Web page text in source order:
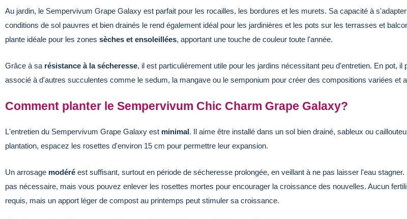
Au jardin, le Sempervivum Grape Galaxy est parfait pour les rocailles, les bordures et les murets. Sa capacité à
conditions de sol pauvres et bien drainés le rend également idéal pour les jardinières et les pots sur les terrasses et
plante idéale pour les zones sèches et ensoleillées, apportant une touche de couleur toute l'année.
Grâce à sa résistance à la sécheresse, il est particulièrement utile pour les jardins nécessitant peu d'entretien. En pot, il
associé à d'autres succulentes comme le sedum, la mangave ou le semponium pour créer des compositions variées et
Comment planter le Sempervivum Chic Charm Grape Galaxy?
L'entretien du Sempervivum Grape Galaxy est minimal. Il aime être installé dans un sol bien drainé, sableux ou
plantation, espacez les rosettes d'environ 15 cm pour permettre leur expansion.
Un arrosage modéré est suffisant, surtout en période de sécheresse prolongée, en veillant à ne pas laisser l'eau stagner.
pas nécessaire, mais vous pouvez enlever les rosettes mortes pour encourager la croissance des nouvelles. Aucun
requis, mais un apport léger de compost au printemps peut stimuler sa croissance.